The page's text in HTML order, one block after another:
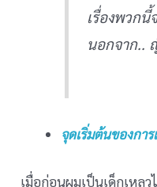
เรื่องพวกนี้
นอกจาก..
จุดเริ่มต้นของกา
เมื่อก่อนผมเป็นเด็กเหล